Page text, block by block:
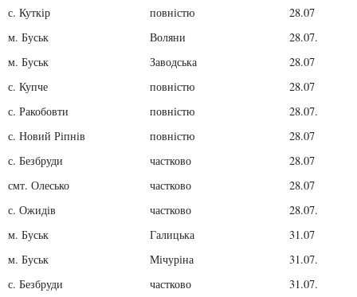
с. Куткір
повністю
28.07
м. Буськ
Воляни
28.07.
м. Буськ
Заводська
28.07
с. Купче
повністю
28.07
с. Ракобовти
повністю
28.07.
с. Новий Ріпнів
повністю
28.07
с. Безбруди
частково
28.07
смт. Олесько
частково
28.07
с. Ожидів
частково
28.07.
м. Буськ
Галицька
31.07
м. Буськ
Мічуріна
31.07.
с. Безбруди
частково
31.07.